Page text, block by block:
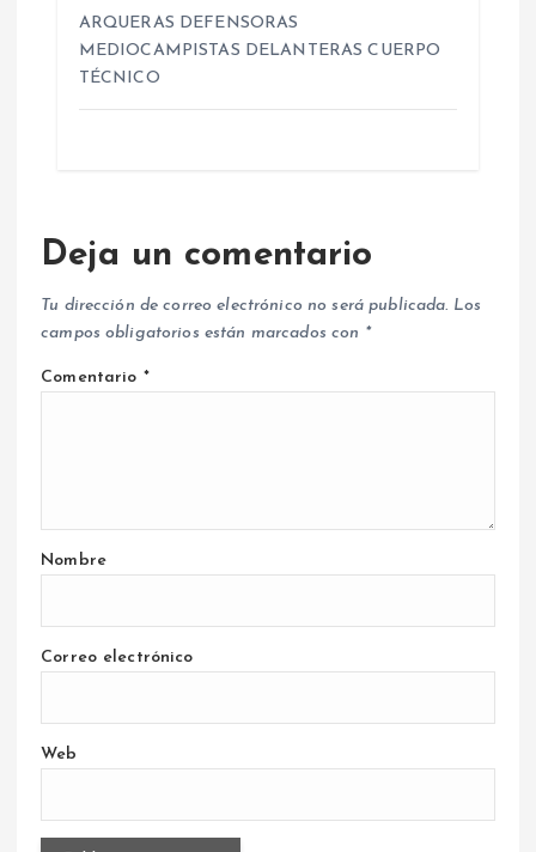
ARQUERAS DEFENSORAS
MEDIOCAMPISTAS DELANTERAS CUERPO
TÉCNICO
Deja un comentario
Tu dirección de correo electrónico no será publicada. Los
campos obligatorios están marcados con *
Comentario *
Nombre
Correo electrónico
Web